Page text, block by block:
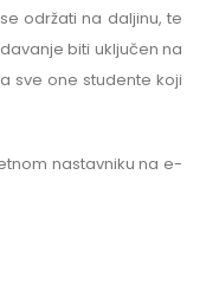
održati na daljinu, te
biti uključen na
sve one studente koji
nastavniku na e-